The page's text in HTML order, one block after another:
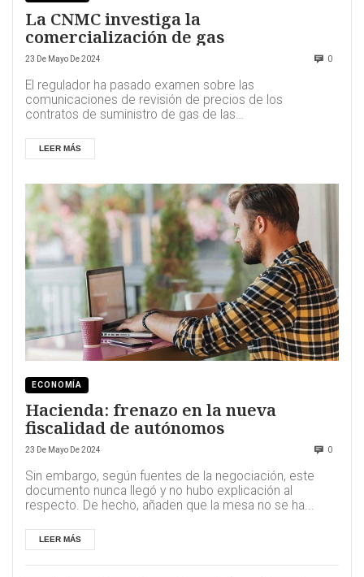
La CNMC investiga la
comercialización de gas
23 De Mayo De 2024 0
El regulador ha pasado examen sobre las
comunicaciones de revisión de precios de los
contratos de suministro de gas de las
LEER MÁS
ECONOMÍA
Hacienda: frenazo en la nueva
fiscalidad de autónomos
23 De Mayo De 2024 0
Sin embargo, según fuentes de la negociación, este
documento nunca llegó y no hubo explicación al
respecto. De hecho, añaden que la mesa no se ha...
LEER MÁS